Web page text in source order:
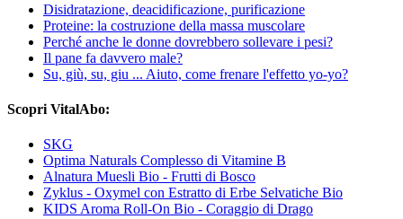
Disidratazione, deacidificazione, purificazione
Proteine: la costruzione della massa muscolare
Perché anche le donne dovrebbero sollevare i pesi?
Il pane fa davvero male?
Su, giù, su, giu ... Aiuto, come frenare l'effetto yo-yo?
Scopri VitalAbo:
SKG
Optima Naturals Complesso di Vitamine B
Alnatura Muesli Bio - Frutti di Bosco
Zyklus - Oxymel con Estratto di Erbe Selvatiche Bio
KIDS Aroma Roll-On Bio - Coraggio di Drago